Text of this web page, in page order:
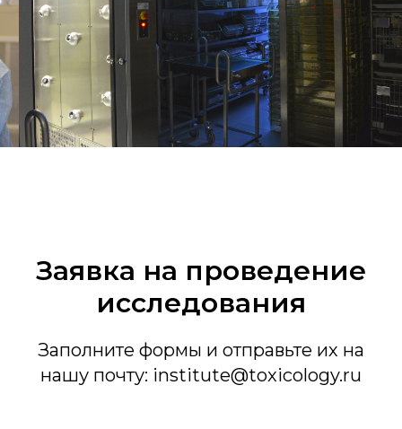
Заявка на проведение
исследования
Заполните формы и отправьте их на
нашу почту: institute@toxicology.ru